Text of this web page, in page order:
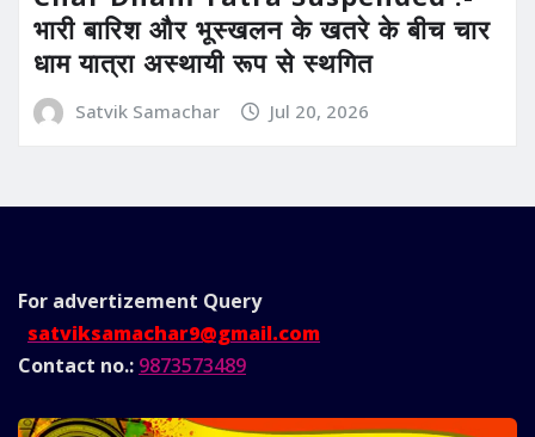
भारी बारिश और भूस्खलन के खतरे के बीच चार
धाम यात्रा अस्थायी रूप से स्थगित
Satvik Samachar Jul 20, 2026
For advertizement Query
satviksamachar9@gmail.com
Contact no.: 9873573489